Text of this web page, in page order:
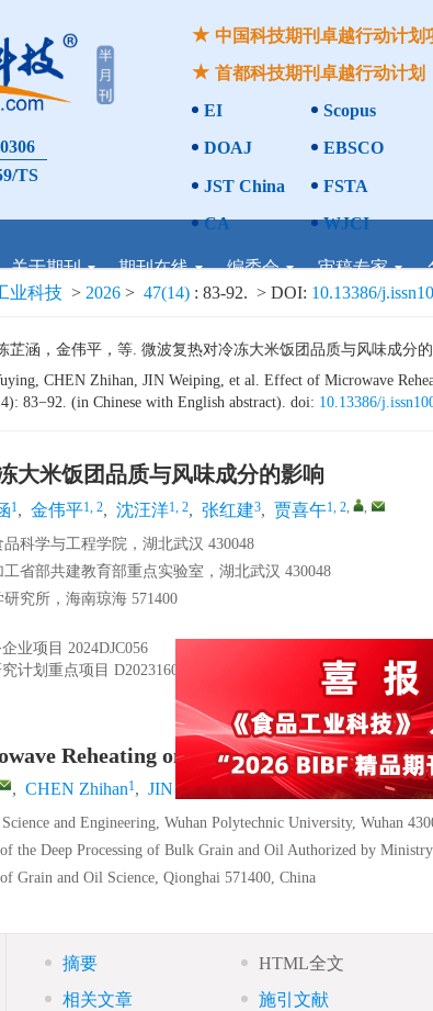
TS
中国科技期刊卓越行动计划
首都科技期刊卓越行动计划
EI
Scopus
DOAJ
EBSCO
JST China FSTA
CA
WJCI
关于期刊 期刊在线 编委会 审稿专家
业科技 > 2026 > 47(14) : 83-92. > DOI: 10.13386/
芷涵，金伟平，等. 微波复热对冷冻大米饭团品质与风味成分
CHEN Zhihan, JIN Weiping, et al. Effect of Microwave
83−92. (in Chinese with English abstract). doi: 10.13386/
大米饭团品质与风味成分的影响
1, 金伟平1, 2, 沈汪洋1, 2, 张红建3, 贾喜午1, 2, ,
科学与工程学院，湖北武汉 430048
省部共建教育部重点实验室，湖北武汉 430048
究所，海南琼海 571400
业项目 2024DJC056
计划重点项目 D20231604
Reheating on the Quality and Flavor
, CHEN Zhihan1, JIN Weiping1, 2, SHEN Wangyang1, 2,
and Engineering, Wuhan Polytechnic University, Wuhan
the Deep Processing of Bulk Grain and Oil Authorized by
Grain and Oil Science, Qionghai 571400, China
摘要 HTML全文
相关文章
施引文献